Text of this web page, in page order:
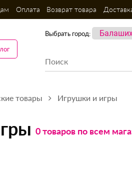
Оплата Возврат товара
Выбрать город:
товары Игрушки и игры
0 товаров по всем